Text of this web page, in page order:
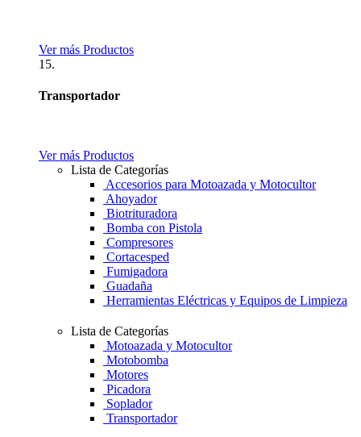
Ver más Productos
15.
Transportador
Ver más Productos
Lista de Categorías
Accesorios para Motoazada y Motocultor
Ahoyador
Biotrituradora
Bomba con Pistola
Compresores
Cortacesped
Fumigadora
Guadaña
Herramientas Eléctricas y Equipos de Limpieza
Lista de Categorías
Motoazada y Motocultor
Motobomba
Motores
Picadora
Soplador
Transportador